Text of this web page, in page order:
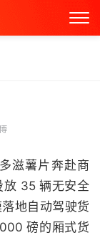
滋薯片奔赴商
放 35 辆无安全
地自动驾驶货
磅的厢式货